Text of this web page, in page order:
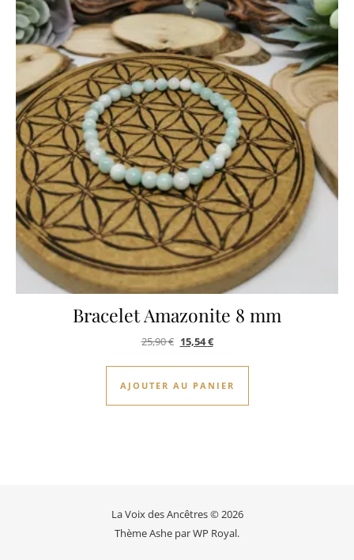
Bracelet Amazonite 8 mm
25,90€ Le prix initial était : 25,90 €.
15,54€Le prix actuel est : 15,54 €.
AJOUTER AU PANIER
La Voix des Ancêtres © 2026
Thème Ashe parWP Royal.